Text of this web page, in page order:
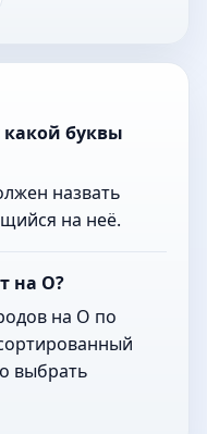
какой буквы
назвать
на неё.
на О?
на О по
выбрать